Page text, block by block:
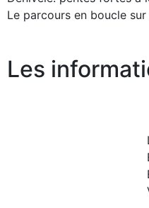
Le parcours en boucle
Les